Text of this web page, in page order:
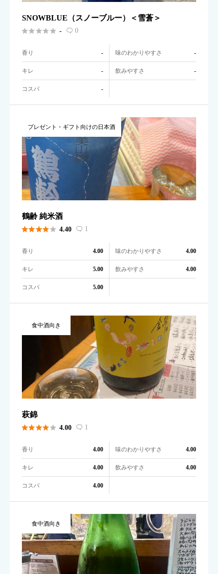
SNOWBLUE（スノーブルー）＜雪蒼＞
 -  0
香り - 味のわかりやすさ -
キレ - 飲みやすさ -
コスパ -
プレゼント・ギフト向けの日本酒
鶴齢 純米酒
 4.40  1
香り 4.00 味のわかりやすさ 4.00
キレ 5.00 飲みやすさ 4.00
コスパ 5.00
食中酒向き
萩錦
 4.00  1
香り 4.00 味のわかりやすさ 4.00
キレ 4.00 飲みやすさ 4.00
コスパ 4.00
食中酒向き